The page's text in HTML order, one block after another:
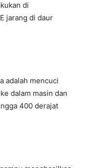
di
jarang di daur
adalah mencuci
dalam masin dan
400 derajat